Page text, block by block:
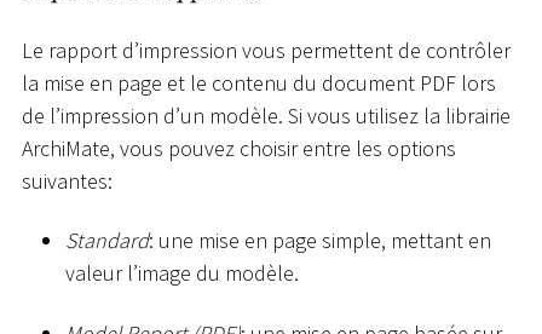
Le rapport d’impression vous permettent de contrôler
la mise en page et le contenu du document PDF lors
de l’impression d’un modèle. Si vous utilisez la librairie
ArchiMate, vous pouvez choisir entre les options
suivantes:
Standard: une mise en page simple, mettant en
valeur l’image du modèle.